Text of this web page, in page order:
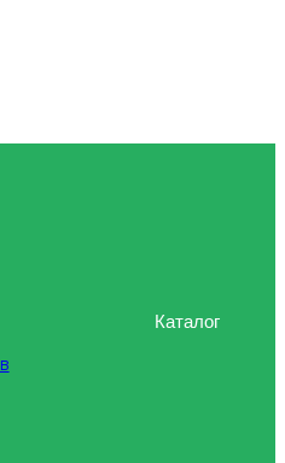
Каталог